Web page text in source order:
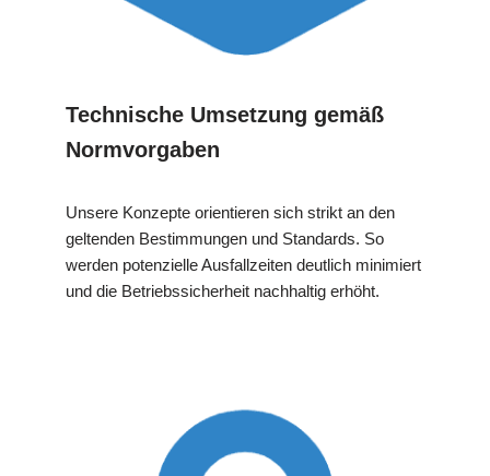
Technische Umsetzung gemäß
Normvorgaben
Unsere Konzepte orientieren sich strikt an den
geltenden Bestimmungen und Standards. So
werden potenzielle Ausfallzeiten deutlich minimiert
und die Betriebssicherheit nachhaltig erhöht.